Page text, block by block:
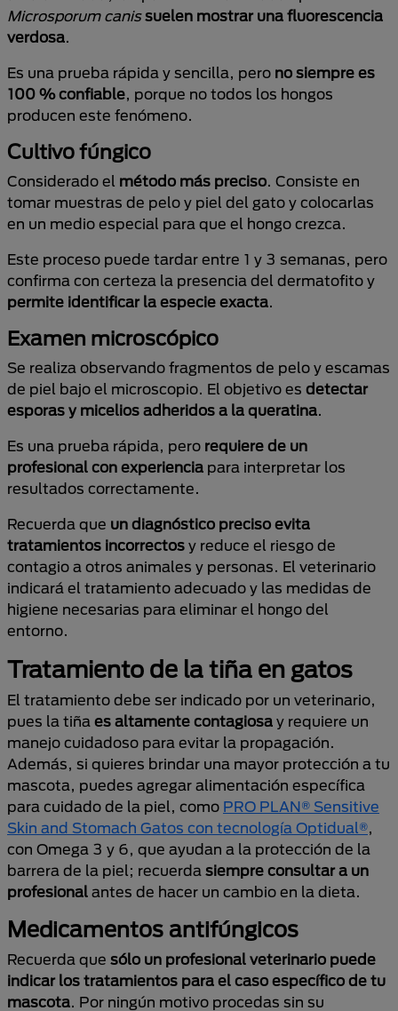
Microsporum canis suelen mostrar una fluorescencia
verdosa.
Es una prueba rápida y sencilla, pero no siempre es
100 % confiable, porque no todos los hongos
producen este fenómeno.
Cultivo fúngico
Considerado el método más preciso. Consiste en
tomar muestras de pelo y piel del gato y colocarlas
en un medio especial para que el hongo crezca.
Este proceso puede tardar entre 1 y 3 semanas, pero
confirma con certeza la presencia del dermatofito y
permite identificar la especie exacta.
Examen microscópico
Se realiza observando fragmentos de pelo y escamas
de piel bajo el microscopio. El objetivo es detectar
esporas y micelios adheridos a la queratina.
Es una prueba rápida, pero requiere de un
profesional con experiencia para interpretar los
resultados correctamente.
Recuerda que un diagnóstico preciso evita
tratamientos incorrectos y reduce el riesgo de
contagio a otros animales y personas. El veterinario
indicará el tratamiento adecuado y las medidas de
higiene necesarias para eliminar el hongo del
entorno.
Tratamiento de la tiña en gatos
El tratamiento debe ser indicado por un veterinario,
pues la tiña es altamente contagiosa y requiere un
manejo cuidadoso para evitar la propagación.
Además, si quieres brindar una mayor protección a tu
mascota, puedes agregar alimentación específica
para cuidado de la piel, como PRO PLAN® Sensitive
Skin and Stomach Gatos con tecnología Optidual®,
con Omega 3 y 6, que ayudan a la protección de la
barrera de la piel; recuerda siempre consultar a un
profesional antes de hacer un cambio en la dieta.
Medicamentos antifúngicos
Recuerda que sólo un profesional veterinario puede
indicar los tratamientos para el caso específico de tu
mascota. Por ningún motivo procedas sin su